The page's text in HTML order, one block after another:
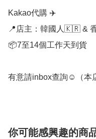
Kakao代購 ✈️
📍店主：韓國人🇰🇷 &
📦7至14個工作天到貨
有意請inbox查詢☺️（本
你可能感興趣的商